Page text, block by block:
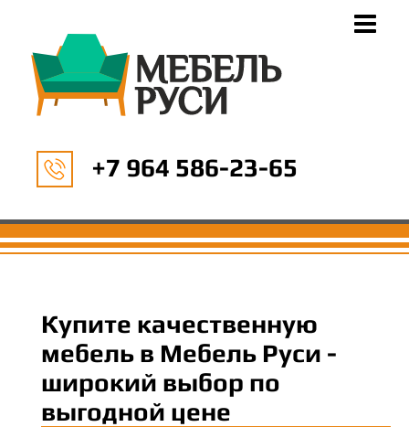
+7 964 586-23-65
Купите качественную
мебель в Мебель Руси -
широкий выбор по
выгодной цене